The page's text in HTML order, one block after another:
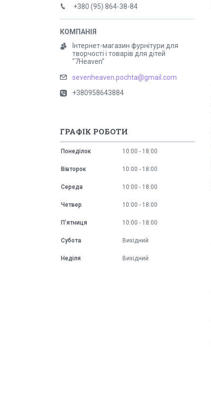
+380 (95) 864-38-84
Інтернет-магазин фурнітури для
творчості і товарів для дітей
"7Heaven"
sevenheaven.pochta@gmail.com
+380958643884
ГРАФІК РОБОТИ
Понеділок 10:00 18:00
Вівторок 10:00 18:00
Середа 10:00 18:00
Четвер 10:00 18:00
Пʼятниця 10:00 18:00
Субота Вихідний
Неділя Вихідний